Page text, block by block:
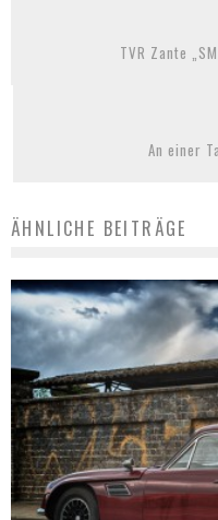
TVR Zante
An einer
ÄHNLICHE BEITRÄGE